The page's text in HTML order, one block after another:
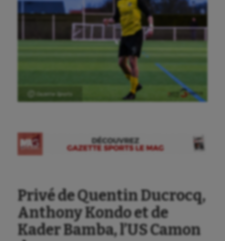
Privé de Quentin Ducrocq,
Anthony Kondo et de
Kader Bamba, l’US Camon